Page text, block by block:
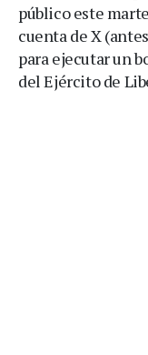
público este
cuenta de X
para ejecutar un
del Ejército de